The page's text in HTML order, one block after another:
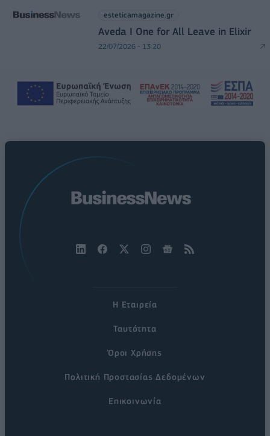
esteticamagazine.gr
Aveda I One for All Leave in Elixir
22/07/2026 - 13:20
Η Εταιρεία
Ταυτότητα
Όροι Χρήσης
Πολιτική Προστασίας Δεδομένων
Επικοινωνία